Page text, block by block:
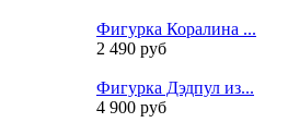
Фигурка Коралина ...
2 490 руб
Фигурка Дэдпул из...
4 900 руб